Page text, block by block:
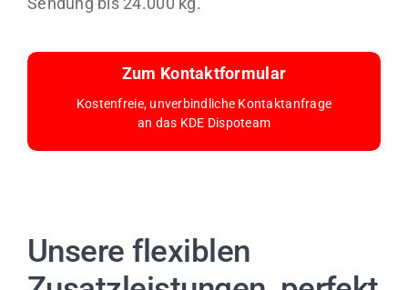
Zum Kontaktformular
Kostenfreie, unverbindliche Kontaktanfrage
an das KDE Dispoteam
Unsere flexiblen